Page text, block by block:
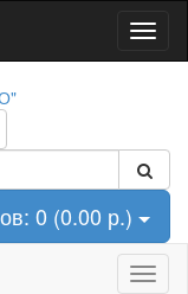
0 (0.00 р.)